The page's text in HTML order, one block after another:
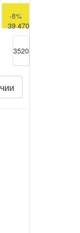
42 990
-8%
39 470
3520